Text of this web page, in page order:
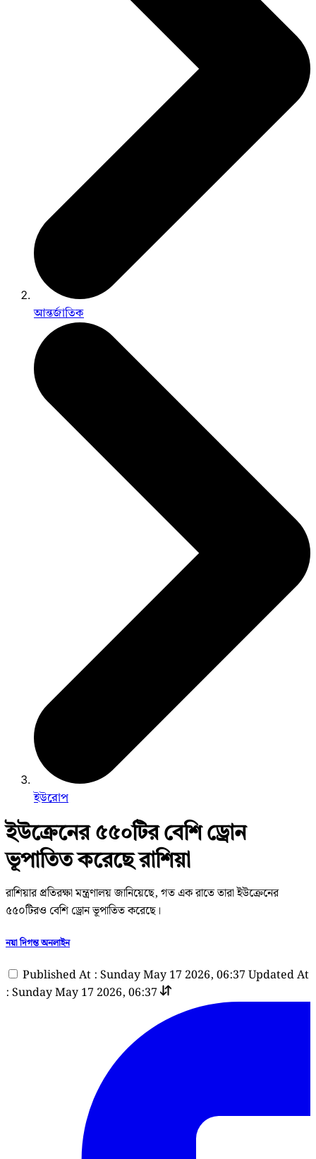
আন্তর্জাতিক
ইউরোপ
ইউক্রেনের ৫৫০টির বেশি ড্রোন
ভূপাতিত করেছে রাশিয়া
রাশিয়ার প্রতিরক্ষা মন্ত্রণালয় জানিয়েছে, গত এক রাতে তারা ইউক্রেনের
৫৫০টিরও বেশি ড্রোন ভূপাতিত করেছে।
নয়া দিগন্ত অনলাইন
Published At : Sunday May 17 2026, 06:37 Updated At
: Sunday May 17 2026, 06:37